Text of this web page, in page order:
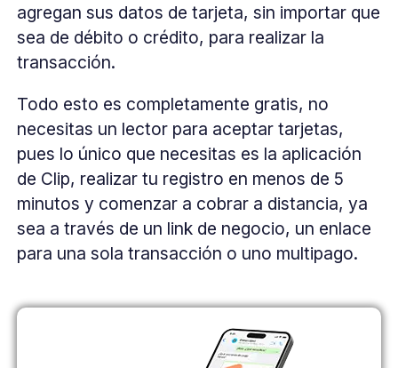
agregan sus datos de tarjeta, sin importar que
sea de débito o crédito, para realizar la
transacción.
Todo esto es completamente gratis, no
necesitas un lector para aceptar tarjetas,
pues lo único que necesitas es la aplicación
de Clip, realizar tu registro en menos de 5
minutos y comenzar a cobrar a distancia, ya
sea a través de un link de negocio, un enlace
para una sola transacción o uno multipago.